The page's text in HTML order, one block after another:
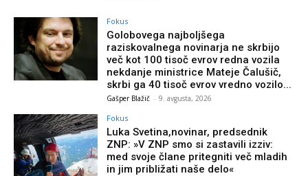
Fokus
Golobovega najboljšega
raziskovalnega novinarja ne skrbijo
več kot 100 tisoč evrov redna vozila
nekdanje ministrice Mateje Čalušič,
skrbi ga 40 tisoč evrov vredno vozilo...
Gašper Blažič - 9. avgusta, 2026
Fokus
Luka Svetina,novinar, predsednik
ZNP: »V ZNP smo si zastavili izziv:
med svoje člane pritegniti več mladih
in jim približati naše delo«